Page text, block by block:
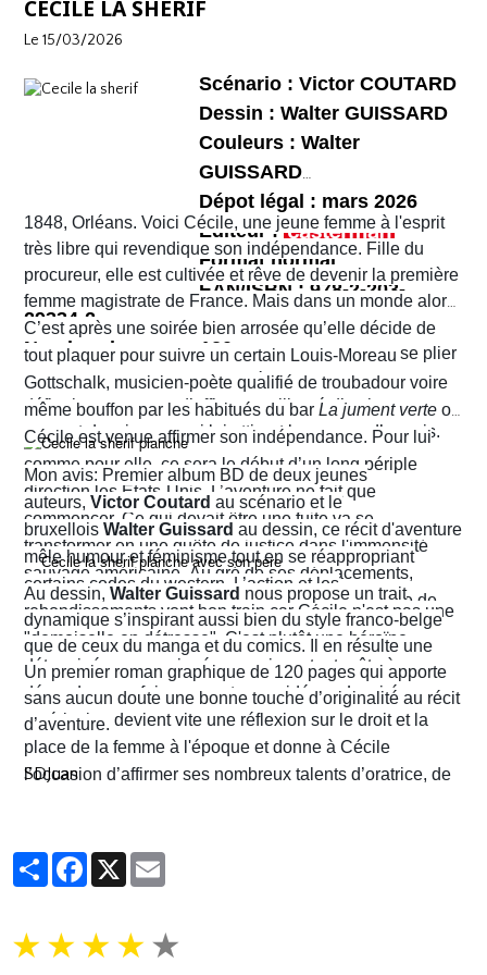
vont rapidement se découvrir as de la gâchette, surtout
Sophie. Un album, on peut le dire, surréaliste.
Bruxelles de 2026 telle que perçue par nombre de ses
habitants !
CÉCILE LA SHÉRIF
Le 15/03/2026
Scénario : Victor COUTARD
Dessin : Walter GUISSARD
Couleurs : Walter
GUISSARD
Dépot légal : mars 2026
Editeur :
Format normal
EAN/ISBN : 978-2-203-
29334-2
Nombre de pages :120
1848, Orléans. Voici Cécile, une jeune femme à l'esprit
très libre qui revendique son indépendance. Fille du
procureur, elle est cultivée et rêve de devenir la première
femme magistrate de France. Mais dans un monde alors
très machiste, elle est confrontée à une institution
judiciaire exclusivement masculine. Refusant de se plier
aux conventions sociales de l'époque, elle ne cesse de
défier les normes et d’affirmer sa liberté d’action en
prenant des risques qui lui attirent beaucoup d’ennuis.
C’est après une soirée bien arrosée qu’elle décide de
tout plaquer pour suivre un certain Louis-Moreau
Gottschalk, musicien-poète qualifié de troubadour voire
même bouffon par les habitués du bar La jument verte où
Cécile est venue affirmer son indépendance. Pour lui
comme pour elle, ce sera le début d’un long périple
direction les États-Unis. L’aventure ne fait que
commencer. Ce qui devait être une fuite va se
transformer en une quête de justice dans l'immensité
sauvage américaine. Au gré de ses déplacements,
Cécile finira contre toute attente par troquer la robe de
juriste contre l'étoile de shérif…
Mon avis: Premier album BD de deux jeunes
auteurs, Victor Coutard au scénario et le
bruxellois Walter Guissard au dessin, ce récit d'aventure
mêle humour et féminisme tout en se réappropriant
certains codes du western. L’action et les
rebondissements vont bon train car Cécile n'est pas une
"demoiselle en détresse". C'est plutôt une héroïne
déterminée, un peu ingénue mais surtout prête à en
découdre pour faire respecter ses idéaux. La virée
américaine devient vite une réflexion sur le droit et la
place de la femme à l'époque et donne à Cécile
l’occasion d’affirmer ses nombreux talents d’oratrice, de
Au dessin, Walter Guissard nous propose un trait
dynamique s’inspirant aussi bien du style franco-belge
que de ceux du manga et du comics. Il en résulte une
narration visuelle hyper dynamique privilégiant le
mouvement et l'énergie, c'est le moins que l'on puisse
dire.
Un premier roman graphique de 120 pages qui apporte
sans aucun doute une bonne touche d’originalité au récit
d’aventure.
SDJuan
PartagerFacebook
X
★ ★ ★ ★ ★